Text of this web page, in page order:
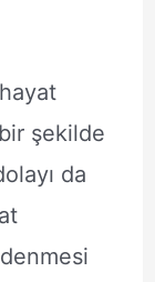
şekilde
da